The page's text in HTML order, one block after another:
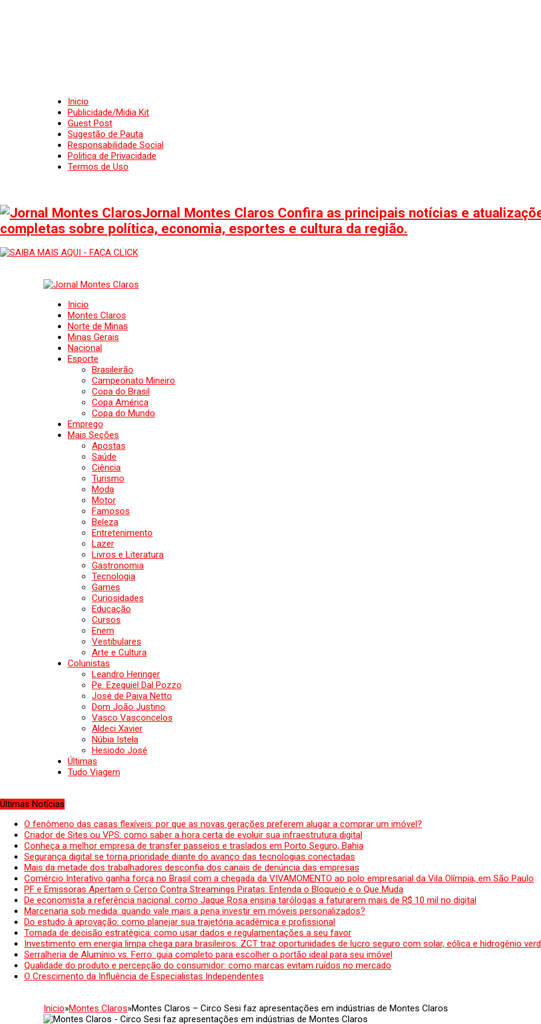
Inicio
Publicidade/Midia Kit
Guest Post
Sugestão de Pauta
Responsabilidade Social
Politica de Privacidade
Termos de Uso
Jornal Montes Claros Confira as principais notícias e
completas sobre política, economia, esportes e cultura da região.
Inicio
Montes Claros
Norte de Minas
Minas Gerais
Nacional
Esporte
Brasileirão
Campeonato Mineiro
Copa do Brasil
Copa América
Copa do Mundo
Emprego
Mais Seções
Apostas
Saúde
Ciência
Turismo
Moda
Motor
Famosos
Beleza
Entretenimento
Lazer
Livros e Literatura
Gastronomia
Tecnologia
Games
Curiosidades
Educação
Cursos
Enem
Vestibulares
Arte e Cultura
Colunistas
Leandro Heringer
Pe. Ezequiel Dal Pozzo
José de Paiva Netto
Dom João Justino
Vasco Vasconcelos
Aldeci Xavier
Núbia Istela
Hesiodo José
Últimas
Tudo Viagem
Últimas Notícias
O fenômeno das casas flexíveis: por que as novas gerações preferem alugar a comprar um imóvel?
Criador de Sites ou VPS: como saber a hora certa de evoluir sua infraestrutura digital
Conheça a melhor empresa de transfer passeios e traslados em Porto Seguro, Bahia
Segurança digital se torna prioridade diante do avanço das tecnologias conectadas
Mais da metade dos trabalhadores desconfia dos canais de denúncia das empresas
Comércio Interativo ganha força no Brasil com a chegada da VIVAMOMENTO ao polo empresarial da Vila Olímpia, em São Paulo
PF e Emissoras Apertam o Cerco Contra Streamings Piratas: Entenda o Bloqueio e o Que Muda
De economista a referência nacional: como Jaque Rosa ensina tarólogas a faturarem mais de R$ 10 mil no digital
Marcenaria sob medida: quando vale mais a pena investir em móveis personalizados?
Do estudo à aprovação: como planejar sua trajetória acadêmica e profissional
Tomada de decisão estratégica: como usar dados e regulamentações a seu favor
Investimento em energia limpa chega para brasileiros: ZCT traz oportunidades de lucro seguro com solar, eólica e hidrogênio
Serralheria de Alumínio vs. Ferro: guia completo para escolher o portão ideal para seu imóvel
Qualidade do produto e percepção do consumidor: como marcas evitam ruídos no mercado
O Crescimento da Influência de Especialistas Independentes
Inicio»Montes Claros»Montes Claros – Circo Sesi faz apresentações em indústrias de Montes Claros